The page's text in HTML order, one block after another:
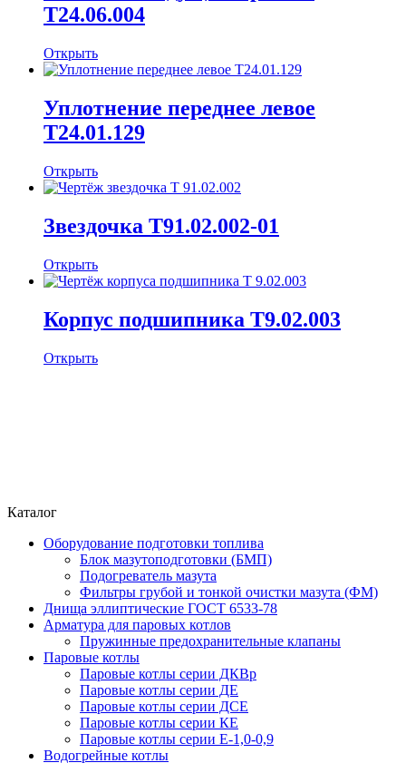
Т24.06.004
Открыть
Уплотнение переднее левое
Т24.01.129
Открыть
Звездочка Т91.02.002-01
Открыть
Корпус подшипника Т9.02.003
Открыть
Каталог
Оборудование подготовки топлива
Блок мазутоподготовки (БМП)
Подогреватель мазута
Фильтры грубой и тонкой очистки мазута (ФМ)
Днища эллиптические ГОСТ 6533-78
Арматура для паровых котлов
Пружинные предохранительные клапаны
Паровые котлы
Паровые котлы серии ДКВр
Паровые котлы серии ДЕ
Паровые котлы серии ДСЕ
Паровые котлы серии КЕ
Паровые котлы серии Е-1,0-0,9
Водогрейные котлы